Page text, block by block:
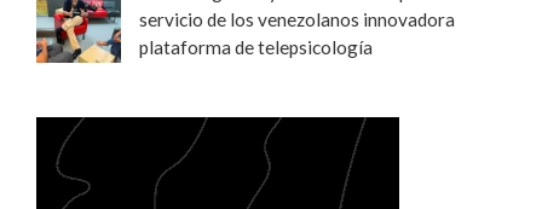
servicio de los venezolanos innovadora
plataforma de telepsicología